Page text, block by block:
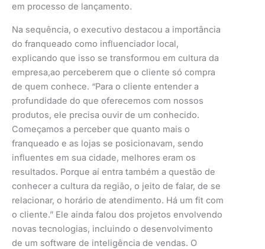
em processo de lançamento.
Na sequência, o executivo destacou a importância
do franqueado como influenciador local,
explicando que isso se transformou em cultura da
empresa,ao perceberem que o cliente só compra
de quem conhece. “Para o cliente entender a
profundidade do que oferecemos com nossos
produtos, ele precisa ouvir de um conhecido.
Começamos a perceber que quanto mais o
franqueado e as lojas se posicionavam, sendo
influentes em sua cidade, melhores eram os
resultados. Porque aí entra também a questão de
conhecer a cultura da região, o jeito de falar, de se
relacionar, o horário de atendimento. Há um fit com
o cliente.” Ele ainda falou dos projetos envolvendo
novas tecnologias, incluindo o desenvolvimento
de um software de inteligência de vendas. O